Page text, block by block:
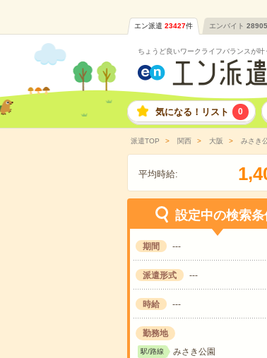
エン派遣 23427件 エンバイト 28905
ちょうど良いワークライフバランスが叶
気になる！リスト 0
派遣TOP 関西 大阪 みさき
平均時給: 1,4
設定中の検索条
期間 ---
派遣形式 ---
時給 ---
勤務地
駅/路線 みさき公園